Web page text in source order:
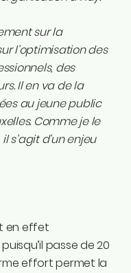
sur la
l’optimisation des
des
Il en va de la
au jeune public
Comme je le
s’agit d’un enjeu
en effet
passe de 20
effort permet la